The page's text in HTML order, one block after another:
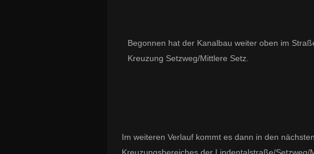
Begonnen hat der Kanalbau weiter oben im
Kreuzung Setzweg/Mittlere Setz.
Im weiteren Verlauf kommt es dann in den